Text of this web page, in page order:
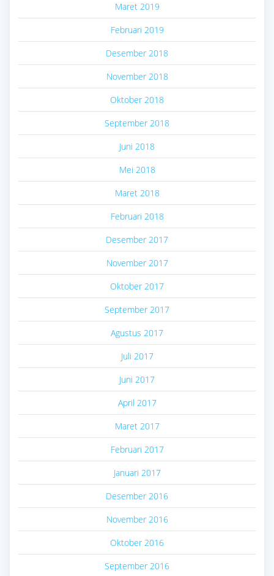
Maret 2019
Februari 2019
Desember 2018
November 2018
Oktober 2018
September 2018
Juni 2018
Mei 2018
Maret 2018
Februari 2018
Desember 2017
November 2017
Oktober 2017
September 2017
Agustus 2017
Juli 2017
Juni 2017
April 2017
Maret 2017
Februari 2017
Januari 2017
Desember 2016
November 2016
Oktober 2016
September 2016